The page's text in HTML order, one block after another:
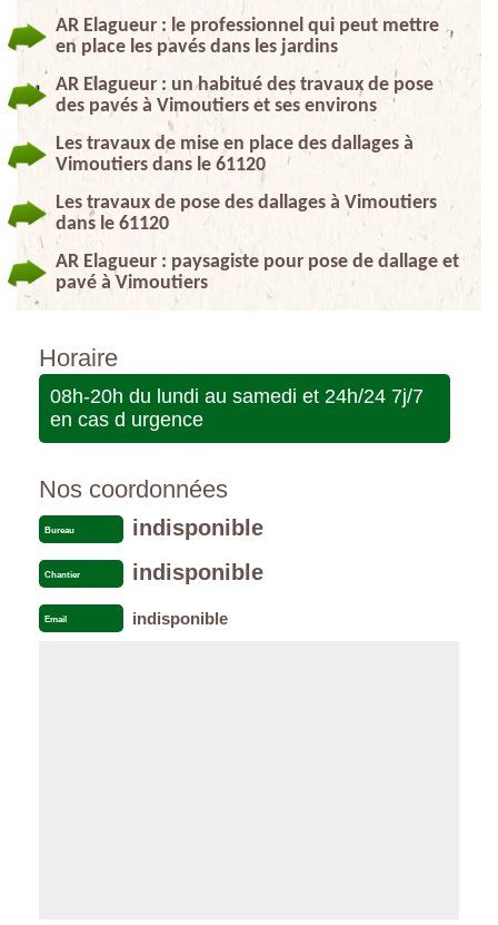
AR Elagueur : le professionnel qui peut mettre
en place les pavés dans les jardins
AR Elagueur : un habitué des travaux de pose
des pavés à Vimoutiers et ses environs
Les travaux de mise en place des dallages à
Vimoutiers dans le 61120
Les travaux de pose des dallages à Vimoutiers
dans le 61120
AR Elagueur : paysagiste pour pose de dallage et
pavé à Vimoutiers
Horaire
08h-20h du lundi au samedi et 24h/24 7j/7
en cas d urgence
Nos coordonnées
Bureau indisponible
Chantier indisponible
Email indisponible